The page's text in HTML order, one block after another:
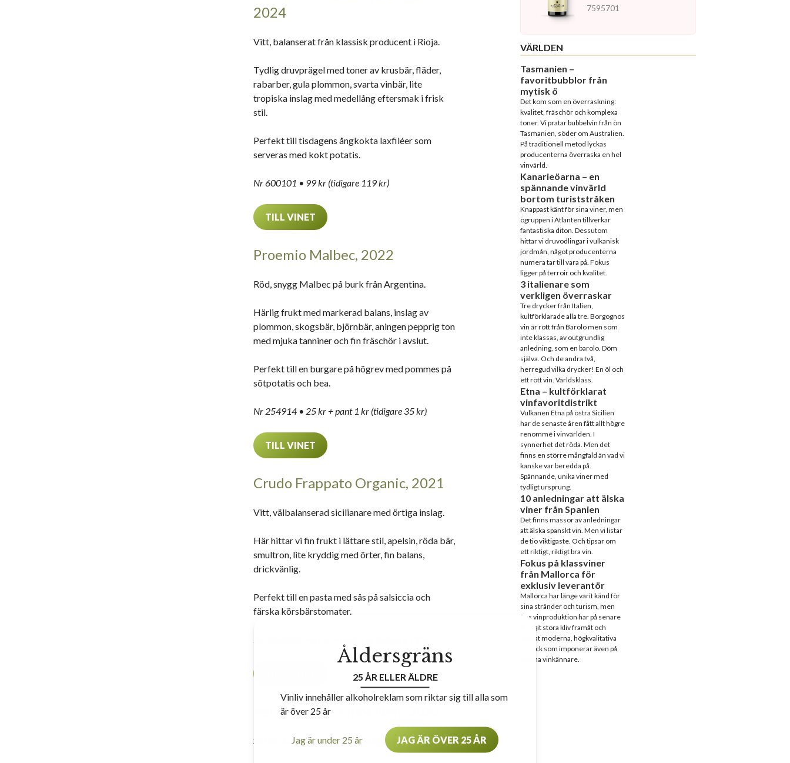
2024
Vitt, balanserat från klassisk producent i Rioja.
Tydlig druvprägel med toner av krusbär, fläder,
rabarber, gula plommon, svarta vinbär, lite
tropiska inslag med medellång eftersmak i frisk
stil.
Perfekt till tisdagens ångkokta laxfiléer som
serveras med kokt potatis.
Nr 600101 • 99 kr (tidigare 119 kr)
TILL VINET
Proemio Malbec, 2022
Röd, snygg Malbec på burk från Argentina.
Härlig frukt med markerad balans, inslag av
plommon, skogsbär, björnbär, aningen pepprig ton
med mjuka tanniner och fin fräschör i avslut.
Perfekt till en burgare på högrev med pommes på
sötpotatis och bea.
Nr 254914 • 25 kr + pant 1 kr (tidigare 35 kr)
TILL VINET
Crudo Frappato Organic, 2021
Vitt, välbalanserad sicilianare med örtiga inslag.
Här hittar vi fin frukt i lättare stil, apelsin, röda bär,
smultron, lite kryddig med örter, fin balans,
drickvänlig.
Perfekt till en pasta med sås på salsiccia och
färska körsbärstomater.
Petite Rouge Pinot Noir, 2022
Så här skrev vi i Vinliv när vinet lanserades:
7595701
VÄRLDEN
Tasmanien –
favoritbubblor från
mytisk ö
Det kom som en överraskning:
kvalitet, fräschör och komplexa
toner. Vi pratar bubbelvin från ön
Tasmanien, söder om Australien.
På traditionell metod lyckas
producenterna överraska en hel
vinvärld.
Kanarieöarna – en
spännande vinvärld
bortom turiststråken
Knappast känt för sina viner, men
ögruppen i Atlanten tillverkar
fantastiska diton. Dessutom
hittar vi druvodlingar i vulkanisk
jordmån, något producenterna
numera tar till vara på. Fokus
ligger på terroir och kvalitet.
3 italienare som
verkligen överraskar
Tre drycker från Italien,
kultförklarade alla tre. Borgognos
vin är rött från Barolo men som
inte klassas, av outgrundlig
anledning, som en barolo. Döm
själva. Och de andra två,
herregud vilka drycker! En öl och
ett rött vin. Världsklass.
Etna – kultförklarat
vinfavoritdistrikt
Vulkanen Etna på östra Sicilien
har de senaste åren fått allt högre
renommé i vinvärlden. I
synnerhet det röda. Men det
finns en större mångfald än vad vi
kanske var beredda på.
Spännande, unika viner med
tydligt ursprung.
10 anledningar att älska
viner från Spanien
Det finns massor av anledningar
att älska spanskt vin. Men vi listar
de tio viktigaste. Och tipsar om
ett riktigt, riktigt bra vin.
Fokus på klassviner
från Mallorca för
exklusiv leverantör
Mallorca har länge varit känd för
sina stränder och turism, men
öns vinproduktion har på senare
år tagit stora kliv framåt och
skapat moderna, högkvalitativa
uttryck som imponerar även på
kräsna vinkännare.
Åldersgräns
25 ÅR ELLER ÄLDRE
Vinliv innehåller alkoholreklam som riktar sig till alla som
är över 25 år
Jag är under 25 år JAG ÄR ÖVER 25 ÅR